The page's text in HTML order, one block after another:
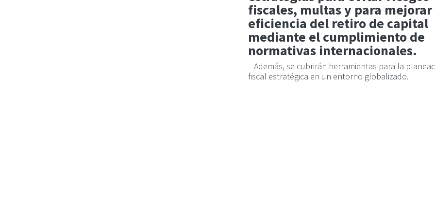
fiscales, multas y para mejorar
eficiencia del retiro de capital
mediante el cumplimiento de
normativas internacionales.
Además, se cubrirán herramientas para la
fiscal estratégica en un entorno globalizado.